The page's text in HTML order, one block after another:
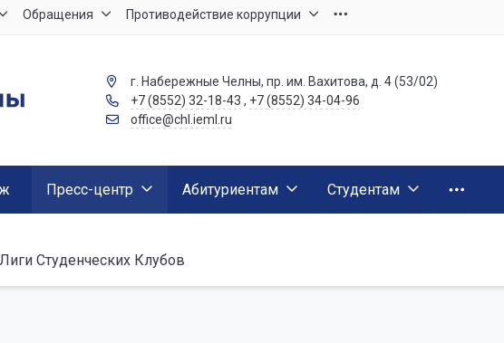
Обращения Противодействие коррупции
г. Набережные Челны, пр. им. Вахитова, д. 4 (53/02)
+7 (8552) 32-18-43 , +7 (8552) 34-04-96
office@chl.ieml.ru
Пресс-центр Абитуриентам Студентам
Студенческих Клубов